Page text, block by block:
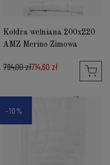
Kołdra wełniana 200x220
AMZ Merino Zimowa
794,00 zł714,60 zł
-10%